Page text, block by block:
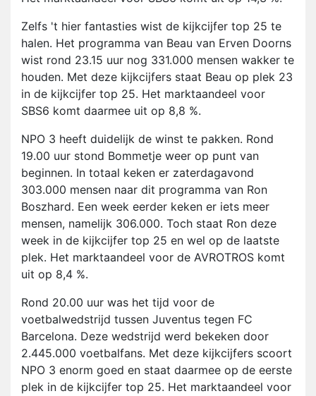
Zelfs 't hier fantasties wist de kijkcijfer top 25 te
halen. Het programma van Beau van Erven Doorns
wist rond 23.15 uur nog 331.000 mensen wakker te
houden. Met deze kijkcijfers staat Beau op plek 23
in de kijkcijfer top 25. Het marktaandeel voor
SBS6 komt daarmee uit op 8,8 %.
NPO 3 heeft duidelijk de winst te pakken. Rond
19.00 uur stond Bommetje weer op punt van
beginnen. In totaal keken er zaterdagavond
303.000 mensen naar dit programma van Ron
Boszhard. Een week eerder keken er iets meer
mensen, namelijk 306.000. Toch staat Ron deze
week in de kijkcijfer top 25 en wel op de laatste
plek. Het marktaandeel voor de AVROTROS komt
uit op 8,4 %.
Rond 20.00 uur was het tijd voor de
voetbalwedstrijd tussen Juventus tegen FC
Barcelona. Deze wedstrijd werd bekeken door
2.445.000 voetbalfans. Met deze kijkcijfers scoort
NPO 3 enorm goed en staat daarmee op de eerste
plek in de kijkcijfer top 25. Het marktaandeel voor